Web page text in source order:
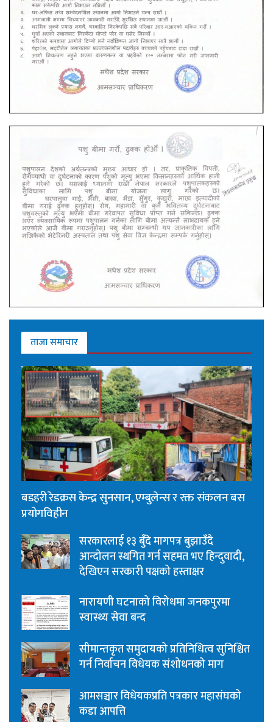
ताजा समाचार
बडहरी रेडक्रस केन्द्र सुनसान, एम्बुलेन्स र रक्त संकलन बस
प्रयोगविहीन
सरकारलाई १३ बुँदे मागपत्र बुझाउँदै
आन्दोलन स्थगित गर्न सहमत भए हिन्दुवादी,
देखिएन सरकारी पक्षको हस्ताक्षर
नारायणी घटनाको विरोधमा जनकपुरमा
स्वास्थ्य सेवा बन्द
सीमान्तकृत समुदायको प्रतिनिधित्व सुनिश्चित
गर्न निर्वाचन विधेयक संशोधनको माग
आमसञ्चार विधेयकप्रति पत्रकार महासंघको
कडा आपत्ति